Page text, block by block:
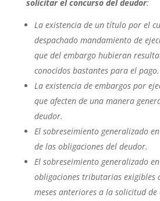
solicitar el concurso del deudor:
La existencia de un título por el
despachado mandamiento de
que del embargo hubieran
conocidos bastantes para el pago.
La existencia de embargos por
que afecten de una manera
deudor.
El sobreseimiento generalizado
de las obligaciones del deudor.
El sobreseimiento generalizado
obligaciones tributarias exigibles
meses anteriores a la solicitud de